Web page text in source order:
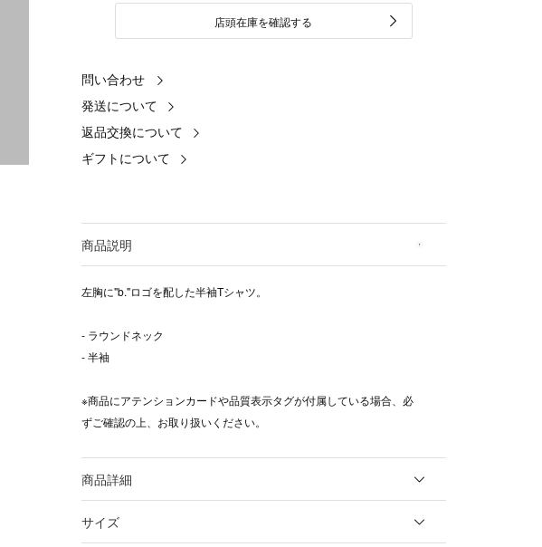
店頭在庫を確認する
問い合わせ
発送について
返品交換について
ギフトについて
商品説明
左胸に"b."ロゴを配した半袖Tシャツ。
- ラウンドネック
- 半袖
※商品にアテンションカードや品質表示タグが付属している場合、必
ずご確認の上、お取り扱いください。
商品詳細
サイズ